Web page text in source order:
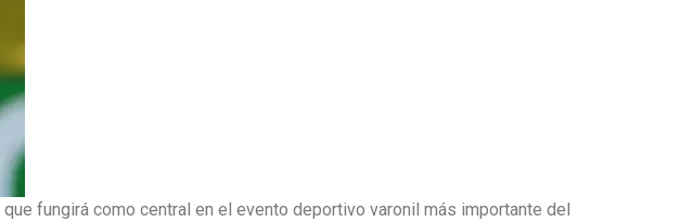
fungirá como central en el evento deportivo varonil más importante del